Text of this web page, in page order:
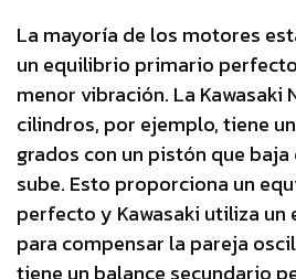
La mayoría de los motores
un equilibrio primario
menor vibración. La Kawasaki
cilindros, por ejemplo, tiene
grados con un pistón que
sube. Esto proporciona un
perfecto y Kawasaki utiliza un
para compensar la pareja